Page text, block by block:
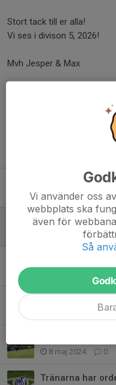
Stort tack till er alla!
Vi ses i divison 5, 2026!
Mvh Jesper & Max
Tränarduon
22 nov 2025 0
Avancemang
27 okt 2025 0
0
8 maj 2024 0
Tränarna har
Vi använder oss
webbplats ska
även för
Så